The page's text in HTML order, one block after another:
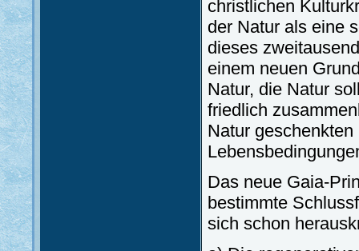
christlichen
der Natur als eine
dieses
einem neuen
Natur, die Natur
friedlich
Natur
Das neue Gaia-
bestimmte
sich schon